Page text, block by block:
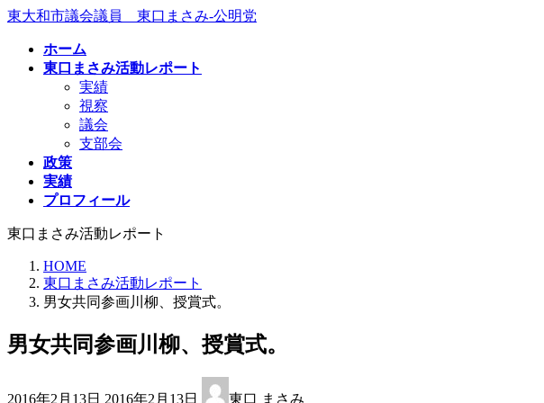
コ
ナ
東大和市議会議員 東口まさみ-公明党
ホーム
東口まさみ活動レポート
実績
視察
議会
支部会
政策
実績
プロフィール
東口まさみ活動レポート
HOME
東口まさみ活動レポート
男女共同参画川柳、授賞式。
男女共同参画川柳、授賞式。
2016年2月13日 2016年2月13日 東口 まさみ